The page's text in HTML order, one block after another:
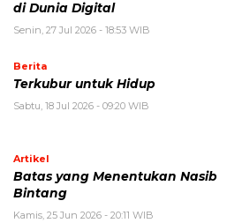
di Dunia Digital
Senin, 27 Jul 2026 - 18:53 WIB
Berita
Terkubur untuk Hidup
Sabtu, 18 Jul 2026 - 09:20 WIB
Artikel
Batas yang Menentukan Nasib
Bintang
Kamis, 25 Jun 2026 - 20:11 WIB